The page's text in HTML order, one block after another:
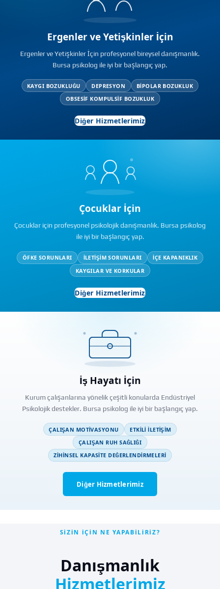
Ergenler ve Yetişkinler İçin
Ergenler ve Yetişkinler İçin profesyonel bireysel danışmanlık.
Bursa psikolog ile iyi bir başlangıç yap.
KAYGI BOZUKLUĞU DEPRESYON
BIPOLAR BOZUKLUK
OBSESIF KOMPULSIF BOZUKLUK
Diğer Hizmetlerimiz
Çocuklar İçin
Çocuklar için profesyonel psikolojik danışmanlık. Bursa psikolog
ile iyi bir başlangıç yap.
ÖFKE SORUNLARI İLETIŞIM SORUNLARI
İÇE KAPANIKLIK
KAYGILAR VE KORKULAR
Diğer Hizmetlerimiz
İş Hayatı İçin
Kurum çalışanlarına yönelik çeşitli konularda Endüstriyel
Psikolojik destekler. Bursa psikolog ile iyi bir başlangıç yap.
ÇALIŞAN MOTIVASYONU
ETKILI İLETIŞIM
ÇALIŞAN RUH SAĞLIĞI
ZIHINSEL KAPASITE DEĞERLENDIRMELERI
Diğer Hizmetlerimiz
SIZIN İÇIN NE YAPABILIRIZ?
Danışmanlık
Hizmetlerimiz